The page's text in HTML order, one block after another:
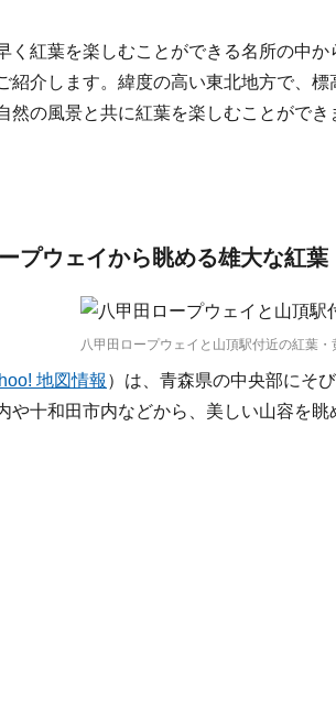
く紅葉を楽しむことができる名所の中か
紹介します。緯度の高い東北地方で、標
然の風景と共に紅葉を楽しむことができ
プウェイから眺める雄大な紅葉
八甲田ロープウェイと山頂駅付近の紅葉・
地図情報 ）は、青森県の中央部にそ
や十和田市内などから、美しい山容を眺